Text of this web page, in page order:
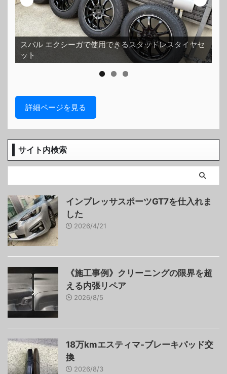
スバル エクシーガで使用できるスタッドレスタイヤセ
ット
詳細ページを見る
サイト内検索
インプレッサスポーツGT7を仕入れま
した
2026/4/21
《施工事例》クリーニングの限界を超
える内張リペア
2026/8/5
18万kmエスティマ-ブレーキパッド交
換
2026/8/3